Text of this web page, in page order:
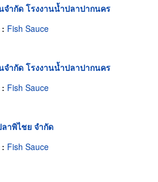
จำกัด โรงงานน้ำปลาปากนคร
Fish Sauce
จำกัด โรงงานน้ำปลาปากนคร
Fish Sauce
าพิไชย จำกัด
Fish Sauce